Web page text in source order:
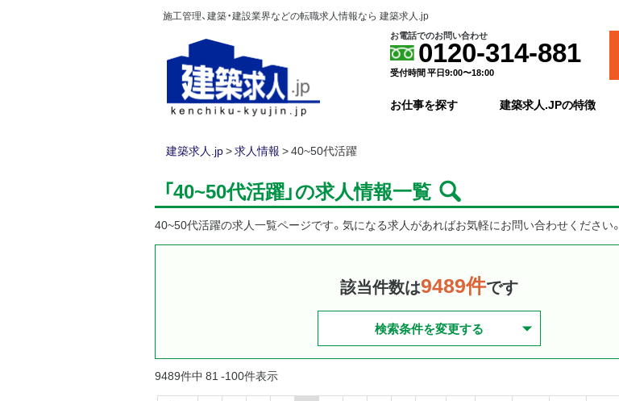
施工管理、建築・建設業界などの転職求人情報なら 建築求人.jp
お電話でのお問い合わせ
0120-314-881
受付時間 平日9:00〜18:00
お仕事を探す 建築求人.JPの特徴
建築求人.jp>求人情報 >40~50代活躍
「40~50代活躍」の求人情報一覧
40~50代活躍の求人一覧ページです。気になる求人があればお気軽にお問い合わせください。
該当件数は9489件です
検索条件を変更する
9489件中 81 -100件表示